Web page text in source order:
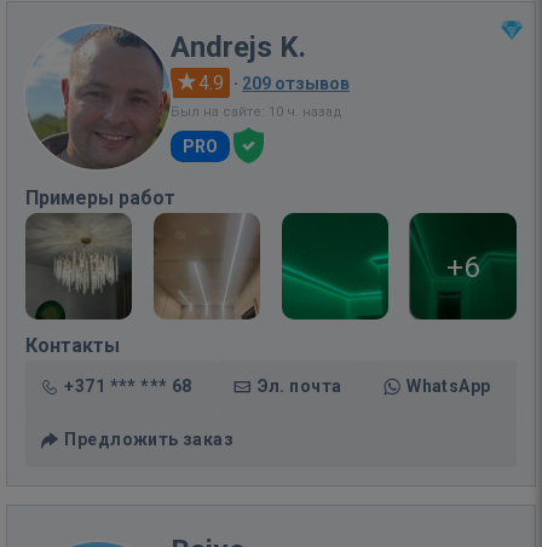
Andrejs K.
4.9 · 209 отзывов
Был на сайте: 10 ч. назад
PRO
Примеры работ
+6
Контакты
+371 *** *** 68 Эл. почта WhatsApp
Предложить заказ